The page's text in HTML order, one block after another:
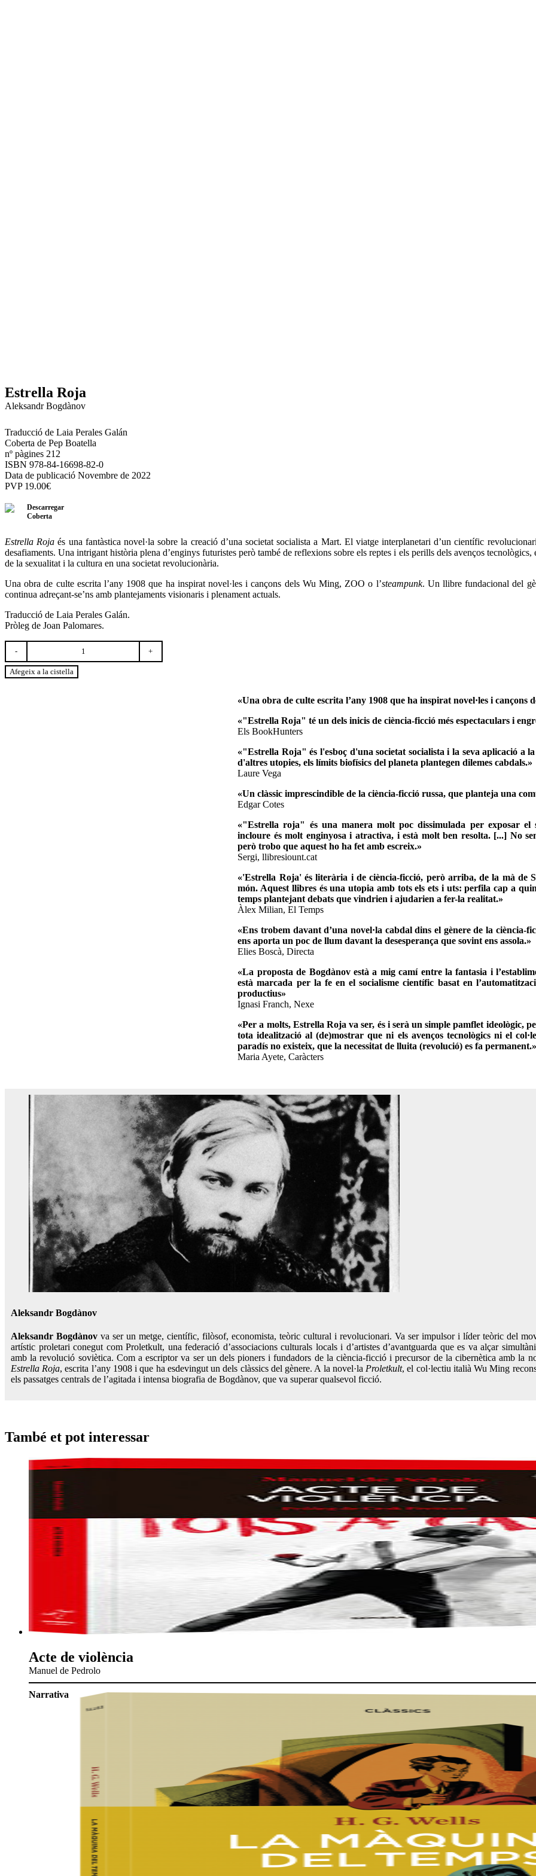
Estrella Roja
Aleksandr Bogdànov
Traducció de Laia Perales Galán
Coberta de Pep Boatella
nº pàgines 212
ISBN 978-84-16698-82-0
Data de publicació Novembre de 2022
PVP 19.00€
Descarregar
Coberta
Estrella Rojaés una fantàstica novel·la sobre la creació d’una societat socialista a Mart. El viatge interplanetari d’un científic
desafiaments. Una intrigant història plena d’enginys futuristes però també de reflexions sobre els reptes i els perills dels avenços
de la sexualitat i la cultura en una societat revolucionària.
Una obra de culte escrita l’any 1908 que ha inspirat novel·les i cançons dels Wu Ming, ZOO o l’steampunk. Un llibre fundacional del
continua adreçant-se’ns amb plantejaments visionaris i plenament actuals.
Traducció de Laia Perales Galán.
Pròleg de Joan Palomares.
quantitat
Estrella
Roja
Afegeix a la cistella
«Una obra de culte escrita l’any 1908 que ha inspirat novel·les i cançons
«"Estrella Roja" té un dels inicis de ciència-ficció més espectaculars i
Els BookHunters
«"Estrella Roja" és l'esboç d'una societat socialista i la seva aplicació a
d'altres utopies, els límits biofísics del planeta plantegen dilemes cabdals.»
Laure Vega
«Un clàssic imprescindible de la ciència-ficció russa, que planteja una
Edgar Cotes
«"Estrella roja" és una manera molt poc dissimulada per exposar el
incloure és molt enginyosa i atractiva, i està molt ben resolta. [...] No
però trobo que aquest ho ha fet amb escreix.»
Sergi, llibresiount.cat
«'Estrella Roja' és literària i de ciència-ficció, però arriba, de la mà de
món. Aquest llibres és una utopia amb tots els ets i uts: perfila cap a
temps plantejant debats que vindrien i ajudarien a fer-la realitat.»
Àlex Milian, El Temps
«Ens trobem davant d’una novel·la cabdal dins el gènere de la ciència-
ens aporta un poc de llum davant la desesperança que sovint ens assola.»
Elies Boscà, Directa
«La proposta de Bogdànov està a mig camí entre la fantasia i
està marcada per la fe en el socialisme científic basat en
productius»
Ignasi Franch, Nexe
«Per a molts, Estrella Roja va ser, és i serà un simple pamflet ideològic,
tota idealització al (de)mostrar que ni els avenços tecnològics ni el
paradís no existeix, que la necessitat de lluita (revolució) es fa permanent.»
Maria Ayete, Caràcters
Aleksandr Bogdànov
Aleksandr Bogdànovva ser un metge, científic, filòsof, economista, teòric cultural i revolucionari. Va ser impulsor i líder teòric del
artístic proletari conegut com Proletkult, una federació d’associacions culturals locals i d’artistes d’avantguarda que es va alçar
amb la revolució soviètica. Com a escriptor va ser un dels pioners i fundadors de la ciència-ficció i precursor de la cibernètica amb la
Estrella Roja, escrita l’any 1908 i que ha esdevingut un dels clàssics del gènere. A la novel·la Proletkult, el col·lectiu italià Wu Ming
els passatges centrals de l’agitada i intensa biografia de Bogdànov, que va superar qualsevol ficció.
També et pot interessar
Acte de violència
Manuel de Pedrolo
Narrativa